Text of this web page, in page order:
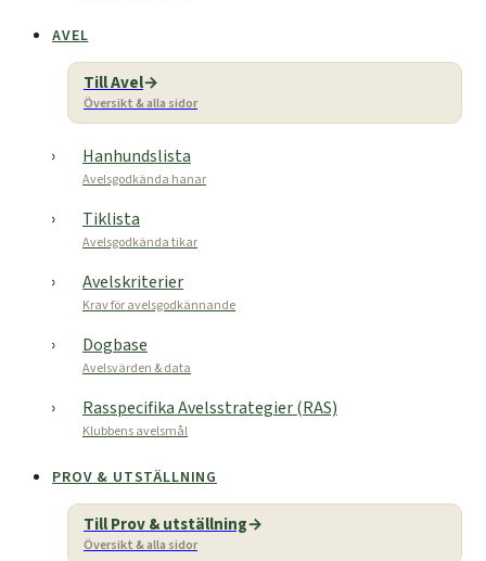
AVEL
Till Avel
Översikt & alla sidor
Hanhundslista
Avelsgodkända hanar
Tiklista
Avelsgodkända tikar
Avelskriterier
Krav för avelsgodkännande
Dogbase
Avelsvärden & data
Rasspecifika Avelsstrategier (RAS)
Klubbens avelsmål
PROV & UTSTÄLLNING
Till Prov & utställning
Översikt & alla sidor